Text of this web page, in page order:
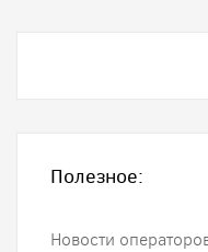
Полезное:
Новости